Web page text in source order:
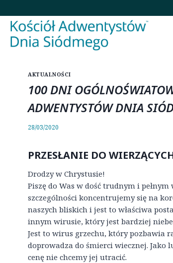
do
treści
AKTUALNOŚCI
100 DNI
ADWENTYSTÓW DNIA
28/03/2020
PRZESŁANIE DO
Drodzy w Chrystusie!
Piszę do Was w dość trudnym i
szczególności koncentrujemy się na
naszych bliskich i jest to właściwa
innym wirusie, który jest bardziej
Jest to wirus grzechu, który pozbawia
doprowadza do śmierci wiecznej. Jako
cenę nie chcemy jej utracić.